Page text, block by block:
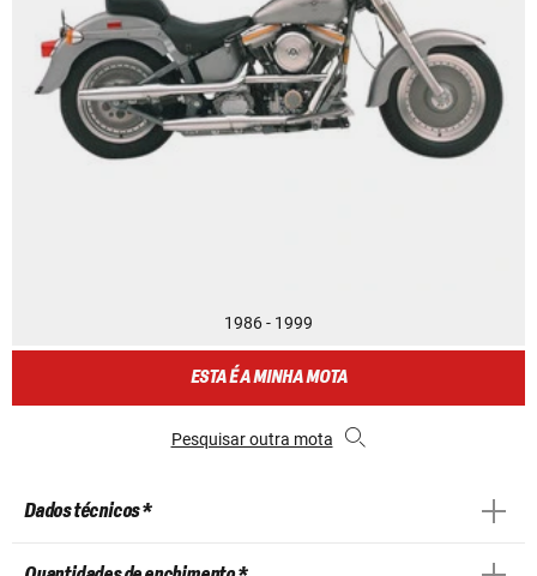
1986 - 1999
ESTA É A MINHA MOTA
Pesquisar outra mota
Dados técnicos *